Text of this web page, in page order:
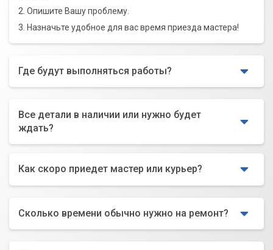
2. Опишите Вашу проблему.
3. Назначьте удобное для вас время приезда мастера!
Где будут выполняться работы?
Все детали в наличии или нужно будет
ждать?
Как скоро приедет мастер или курьер?
Сколько времени обычно нужно на ремонт?